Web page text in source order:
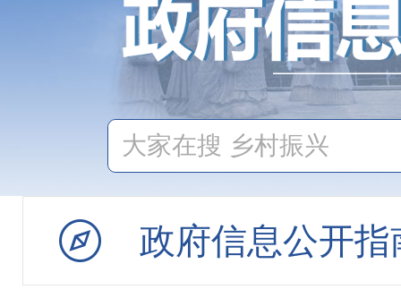
政府信息公开指
医疗健康
稳岗就业
人事人才
社会救助
综合业务